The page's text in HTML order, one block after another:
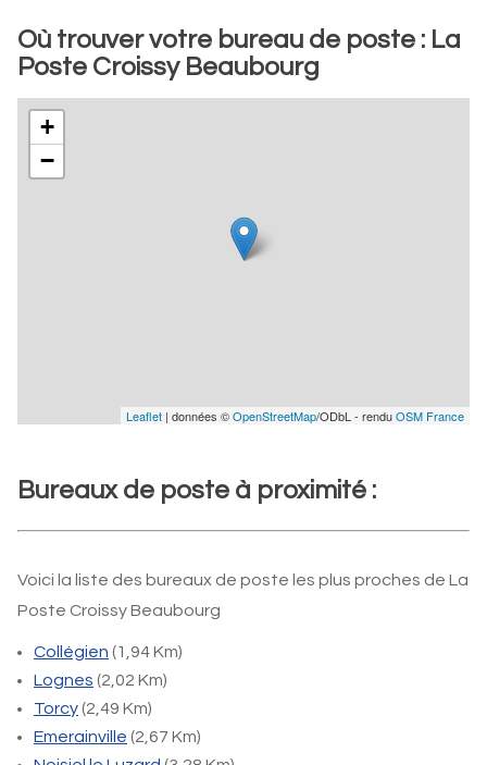
Où trouver votre bureau de poste : La
Poste Croissy Beaubourg
+
−
Leaflet | données ©OpenStreetMap/ODbL - renduOSM France
Bureaux de poste à proximité :
Voici la liste des bureaux de poste les plus proches de La
Poste Croissy Beaubourg
Collégien (1,94 Km)
Lognes (2,02 Km)
Torcy(2,49 Km)
Emerainville (2,67 Km)